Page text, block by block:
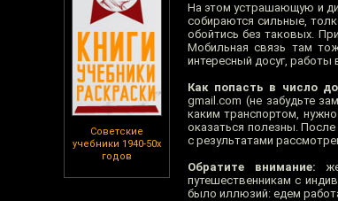
Советские
учебники 1940-50х
годов
На этом устрашающую и
собираются сильные,
обойтись без таковых.
Мобильная связь там
интересный досуг, работы
Как попасть в число
gmail.com (не забудьте
каким транспортом,
оказаться полезны.
с результатами
Обратите внимание:
путешественникам с
было иллюзий: едем